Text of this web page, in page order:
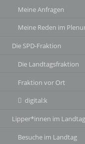
Meine Anfragen
Meine Reden im
Die SPD-Fraktion
Die Landtagsfraktion
Fraktion vor Ort
digital:k
Lipper*innen im Landtag
Besuche im Landtag